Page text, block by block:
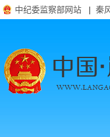
中纪委监察部网站 | 秦